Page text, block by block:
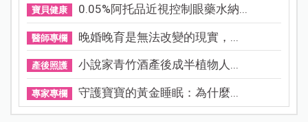
寶貝健康 0.05%阿托品近視控制眼藥水納...
醫師專欄 晚婚晚育是無法改變的現實，...
產後照護 小說家青竹酒產後成半植物人...
專家專欄 守護寶寶的黃金睡眠：為什麼...